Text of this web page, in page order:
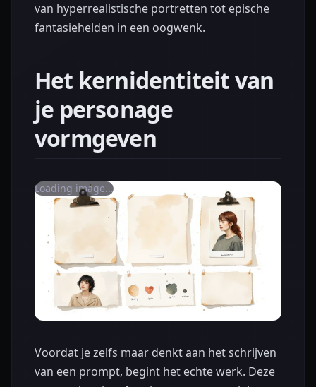
van hyperrealistische portretten tot epische
fantasiehelden in een oogwenk.
Het kernidentiteit van
je personage
vormgeven
Loading image...
Voordat je zelfs maar denkt aan het schrijven
van een prompt, begint het echte werk. Deze